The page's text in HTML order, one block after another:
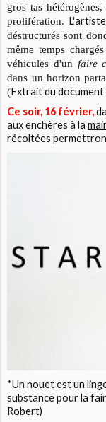
gros tas
prolifération.
déstructurés sont
même temps
véhicules d'un faire
dans un horizon
(Extrait du document
Ce soir, 16 février,
aux enchères à la
récoltées
*Un nouet est un
substance pour la
Robert)